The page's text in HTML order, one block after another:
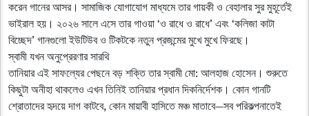
করেন গানের আসর। সামাজিক যোগাযোগ মাধ্যমে তার গায়কী ও বেহালার সুর মুহূর্তেই
ভাইরাল হয়। ২০২৬ সালে এসে তার গাওয়া ‘ও রাধে ও রাধে’ এবং ‘কলিজা কাটা
বিচ্ছেদ’ গানগুলো ইউটিউব ও টিকটকে নতুন প্রজন্মের মুখে মুখে ফিরছে।
​স্বামী যখন অনুপ্রেরণার সারথি
​তানিয়ার এই সাফল্যের পেছনে বড় শক্তি তার স্বামী মো: আলহাজ হোসেন। শুরুতে
কিছুটা অনীহা থাকলেও এখন তিনিই তানিয়ার প্রধান দিকনির্দেশক। কোন গানটি
শ্রোতাদের হৃদয়ে দাগ কাটবে, কোন মায়াবী হাসিতে মঞ্চ মাতাবে—সব পরিকল্পনাতেই